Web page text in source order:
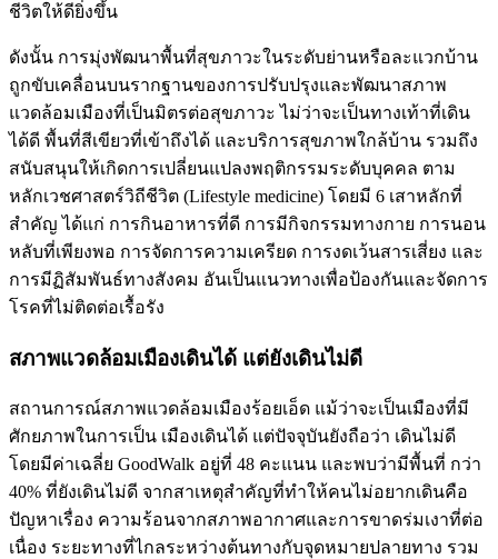
ชีวิตให้ดียิ่งขึ้น
ดังนั้น การมุ่งพัฒนาพื้นที่สุขภาวะในระดับย่านหรือละแวกบ้าน
ถูกขับเคลื่อนบนรากฐานของการปรับปรุงและพัฒนาสภาพ
แวดล้อมเมืองที่เป็นมิตรต่อสุขภาวะ ไม่ว่าจะเป็นทางเท้าที่เดิน
ได้ดี พื้นที่สีเขียวที่เข้าถึงได้ และบริการสุขภาพใกล้บ้าน รวมถึง
สนับสนุนให้เกิดการเปลี่ยนแปลงพฤติกรรมระดับบุคคล ตาม
หลักเวชศาสตร์วิถีชีวิต (Lifestyle medicine) โดยมี 6 เสาหลักที่
สำคัญ ได้แก่ การกินอาหารที่ดี การมีกิจกรรมทางกาย การนอน
หลับที่เพียงพอ การจัดการความเครียด การงดเว้นสารเสี่ยง และ
การมีฏิสัมพันธ์ทางสังคม อันเป็นแนวทางเพื่อป้องกันและจัดการ
โรคที่ไม่ติดต่อเรื้อรัง
สภาพแวดล้อมเมืองเดินได้ แต่ยังเดินไม่ดี
สถานการณ์สภาพแวดล้อมเมืองร้อยเอ็ด แม้ว่าจะเป็นเมืองที่มี
ศักยภาพในการเป็น เมืองเดินได้ แต่ปัจจุบันยังถือว่า เดินไม่ดี
โดยมีค่าเฉลี่ย GoodWalk อยู่ที่ 48 คะแนน และพบว่ามีพื้นที่ กว่า
40% ที่ยังเดินไม่ดี จากสาเหตุสำคัญที่ทำให้คนไม่อยากเดินคือ
ปัญหาเรื่อง ความร้อนจากสภาพอากาศและการขาดร่มเงาที่ต่อ
เนื่อง ระยะทางที่ไกลระหว่างต้นทางกับจุดหมายปลายทาง รวม